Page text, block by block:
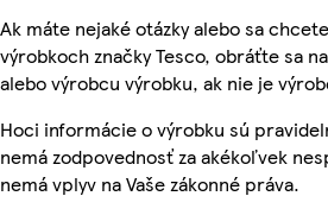
Ak máte nejaké otázky alebo sa
výrobkoch značky Tesco, obráťte sa
alebo výrobcu výrobku, ak nie je
Hoci informácie o výrobku sú
nemá zodpovednosť za akékoľvek
nemá vplyv na Vaše zákonné práva.